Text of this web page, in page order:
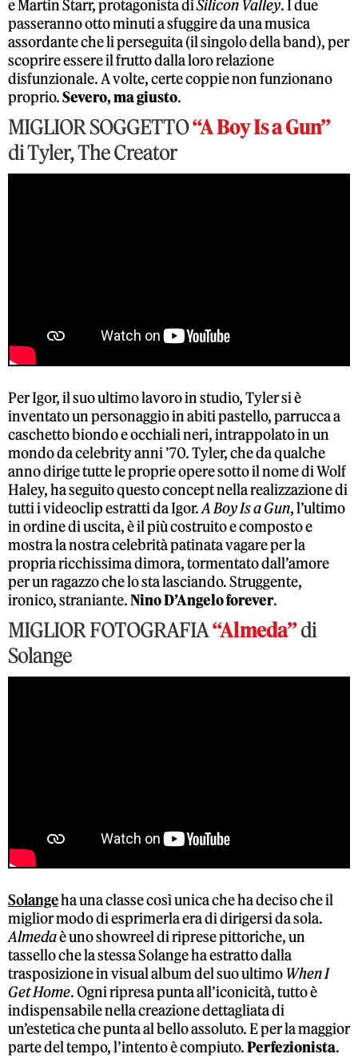
e Martin Starr, protagonista diSilicon Valley. I due
passeranno otto minuti a sfuggire da una musica
assordante che li perseguita (il singolo della band), per
scoprire essere il frutto dalla loro relazione
disfunzionale. A volte, certe coppie non funzionano
proprio.Severo, ma giusto.
MIGLIOR SOGGETTO“A Boy Is a Gun”
di Tyler, The Creator
Per Igor, il suo ultimo lavoro in studio, Tyler si è
inventato un personaggio in abiti pastello, parrucca a
caschetto biondo e occhiali neri, intrappolato in un
mondo da celebrity anni ’70. Tyler, che da qualche
anno dirige tutte le proprie opere sotto il nome di Wolf
Haley, ha seguito questo concept nella realizzazione di
tutti i videoclip estratti da Igor.A Boy Is a Gun, l’ultimo
in ordine di uscita, è il più costruito e composto e
mostra la nostra celebrità patinata vagare per la
propria ricchissima dimora, tormentato dall’amore
per un ragazzo che lo sta lasciando. Struggente,
ironico, straniante.Nino D’Angelo forever.
MIGLIOR FOTOGRAFIA“Almeda”di
Solange
Solangeha una classe così unica che ha deciso che il
miglior modo di esprimerla era di dirigersi da sola.
Almedaè uno showreel di riprese pittoriche, un
tassello che la stessa Solange ha estratto dalla
trasposizione in visual album del suo ultimo When I
Get Home. Ogni ripresa punta all’iconicità, tutto è
indispensabile nella creazione dettagliata di
un’estetica che punta al bello assoluto. E per la maggior
parte del tempo, l’intento è compiuto.Perfezionista.